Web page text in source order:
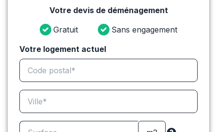
Votre devis de déménagement
Gratuit
Sans engagement
Votre logement actuel